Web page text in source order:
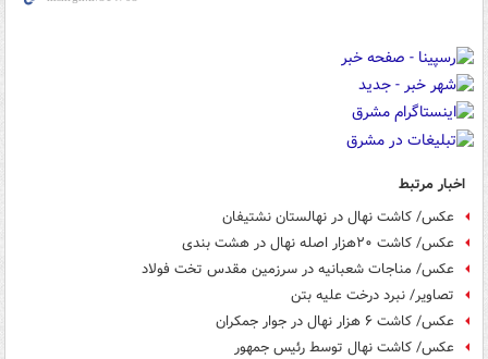
اخبار مرتبط
عکس/ کاشت نهال در نهالستان نشتیفان
عکس/ کاشت ۲۰هزار اصله نهال در هشت بندی
عکس/ مناجات شعبانیه در سرزمین مقدس تخت فولاد
تصاویر/ نبرد درخت علیه بتن
عکس/ كاشت ۶ هزار نهال در جوار جمکران
عكس/ کاشت نهال توسط رئیس جمهور